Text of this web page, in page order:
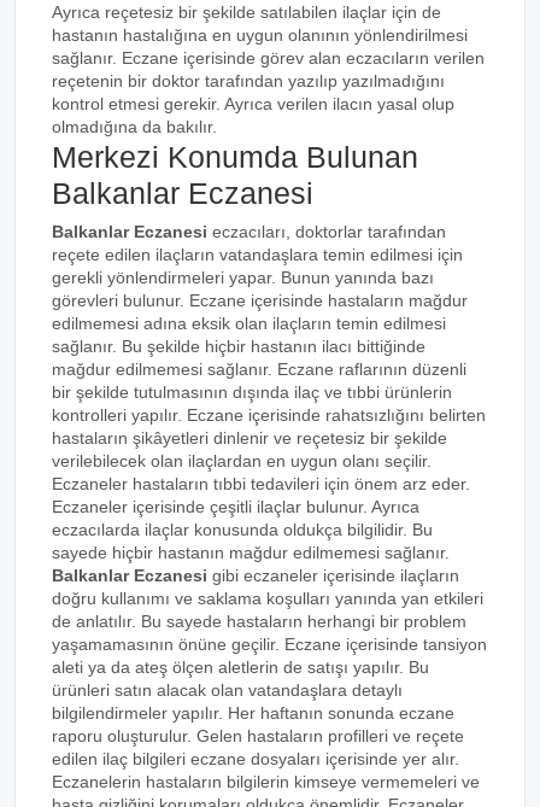
Ayrıca reçetesiz bir şekilde satılabilen ilaçlar için de
hastanın hastalığına en uygun olanının yönlendirilmesi
sağlanır. Eczane içerisinde görev alan eczacıların verilen
reçetenin bir doktor tarafından yazılıp yazılmadığını
kontrol etmesi gerekir. Ayrıca verilen ilacın yasal olup
olmadığına da bakılır.
Merkezi Konumda Bulunan
Balkanlar Eczanesi
Balkanlar Eczanesi eczacıları, doktorlar tarafından
reçete edilen ilaçların vatandaşlara temin edilmesi için
gerekli yönlendirmeleri yapar. Bunun yanında bazı
görevleri bulunur. Eczane içerisinde hastaların mağdur
edilmemesi adına eksik olan ilaçların temin edilmesi
sağlanır. Bu şekilde hiçbir hastanın ilacı bittiğinde
mağdur edilmemesi sağlanır. Eczane raflarının düzenli
bir şekilde tutulmasının dışında ilaç ve tıbbi ürünlerin
kontrolleri yapılır. Eczane içerisinde rahatsızlığını belirten
hastaların şikâyetleri dinlenir ve reçetesiz bir şekilde
verilebilecek olan ilaçlardan en uygun olanı seçilir.
Eczaneler hastaların tıbbi tedavileri için önem arz eder.
Eczaneler içerisinde çeşitli ilaçlar bulunur. Ayrıca
eczacılarda ilaçlar konusunda oldukça bilgilidir. Bu
sayede hiçbir hastanın mağdur edilmemesi sağlanır.
Balkanlar Eczanesi gibi eczaneler içerisinde ilaçların
doğru kullanımı ve saklama koşulları yanında yan etkileri
de anlatılır. Bu sayede hastaların herhangi bir problem
yaşamamasının önüne geçilir. Eczane içerisinde tansiyon
aleti ya da ateş ölçen aletlerin de satışı yapılır. Bu
ürünleri satın alacak olan vatandaşlara detaylı
bilgilendirmeler yapılır. Her haftanın sonunda eczane
raporu oluşturulur. Gelen hastaların profilleri ve reçete
edilen ilaç bilgileri eczane dosyaları içerisinde yer alır.
Eczanelerin hastaların bilgilerin kimseye vermemeleri ve